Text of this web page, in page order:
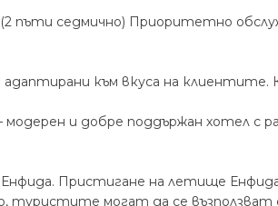
(2 пъти седмично) Приоритетно
към вкуса на клиентите.
и добре поддържан хотел с
Пристигане на летище
могат да се възползват